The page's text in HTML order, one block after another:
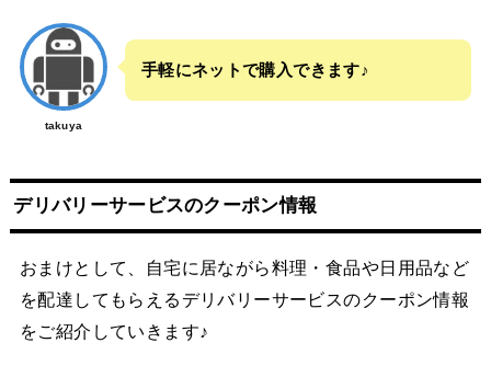
takuya
手軽にネットで購入できます♪
デリバリーサービスのクーポン情報
おまけとして、自宅に居ながら料理・食品や日用品など
を配達してもらえるデリバリーサービスのクーポン情報
をご紹介していきます♪